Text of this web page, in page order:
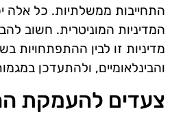
התחייבות ממשלתיות. כל אלה
המדיניות המוניטרית. חשוב
מדיניות זו לבין ההתפתחויות
והבינלאומיים, ולהתעדכן
צעדים להעמקת